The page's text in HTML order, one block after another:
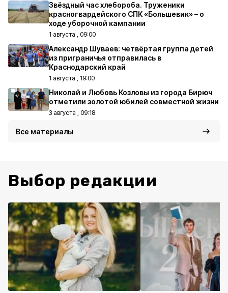
Звёздный час хлебороба. Труженики
красногвардейского СПК «Большевик» – о
ходе уборочной кампании
1 августа , 09:00
Александр Шуваев: четвёртая группа детей
из приграничья отправилась в
Краснодарский край
1 августа , 19:00
Николай и Любовь Козловы из города Бирюч
отметили золотой юбилей совместной жизни
3 августа , 09:18
Все материалы
Выбор редакции